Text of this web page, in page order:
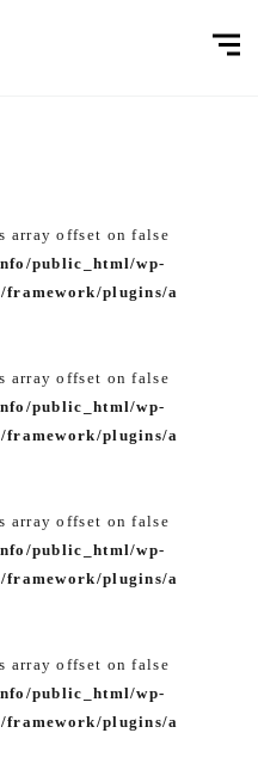
array offset on false
public_html/wp-
framework/plugins/a
array offset on false
public_html/wp-
framework/plugins/a
array offset on false
public_html/wp-
framework/plugins/a
array offset on false
public_html/wp-
framework/plugins/a